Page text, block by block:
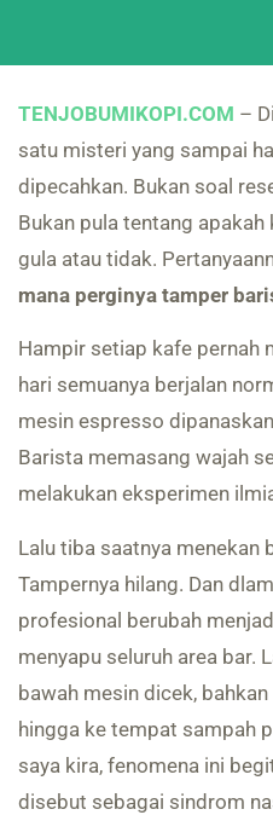
TENJOBUMIKOPI.COM –
satu misteri yang sampai
dipecahkan. Bukan soal
Bukan pula tentang
gula atau tidak.
mana perginya tamper
Hampir setiap kafe pernah
hari semuanya berjalan
mesin espresso
Barista memasang wajah
melakukan eksperimen
Lalu tiba saatnya menekan
Tampernya hilang. Dan
profesional berubah
menyapu seluruh area bar.
bawah mesin dicek,
hingga ke tempat sampah
saya kira, fenomena ini
disebut sebagai sindrom